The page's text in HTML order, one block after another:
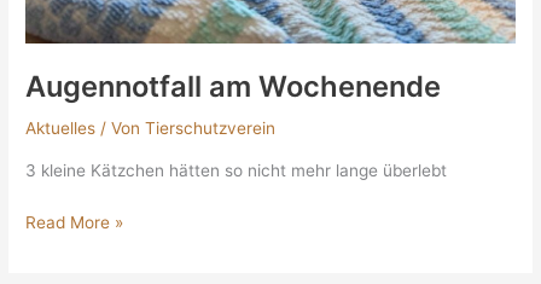
Augennotfall am Wochenende
Aktuelles / VonTierschutzverein
3 kleine Kätzchen hätten so nicht mehr lange überlebt
Read More »